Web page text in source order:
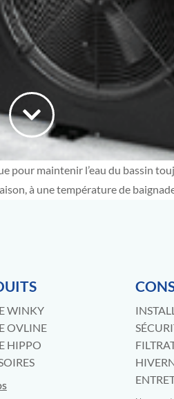
pour maintenir l’eau du bassin
à une température de
WINKY
OVLINE
HIPPO